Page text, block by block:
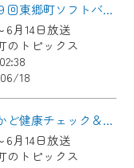
【東郷】第２９回東郷町ソフトバレーボール大会
6月14日放送
のトピックス
18
【東郷】まちかど健康チェック＆東郷ふれあい朝市
6月14日放送
のトピックス
TV』は2024
ます！
まいの地域
ら、いつ